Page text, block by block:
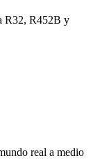
R32, R452B y
real a medio